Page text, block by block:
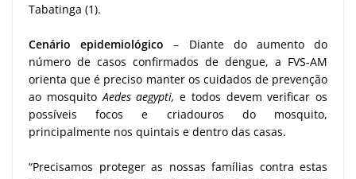
Tabatinga (1).
Cenário epidemiológico – Diante do aumento do
número de casos confirmados de dengue, a FVS-AM
orienta que é preciso manter os cuidados de prevenção
ao mosquito Aedes aegypti, e todos devem verificar os
possíveis focos e criadouros do mosquito,
principalmente nos quintais e dentro das casas.
“Precisamos proteger as nossas famílias contra estas